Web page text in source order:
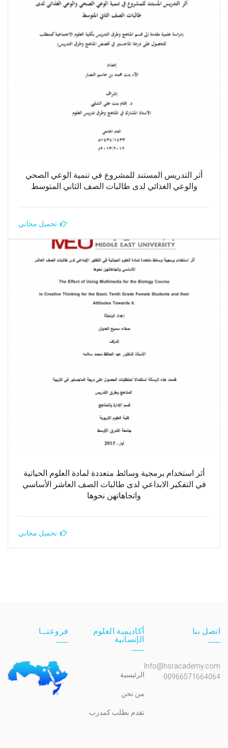
أثر التدريس المستند للمشروع في تنمية الوعي الصحي
والوعي الغذائي لدى طالبات الصف الثاني المتوسط
تحميل مجاني
أثر استخدام برمجية وسائط متعددة لمادة العلوم الحياتية
في التفكير الابداعي لدى طالبات الصف العاشر الأساسي
واتجاهاتهن نحوها
تحميل مجاني
اتصل بنا
Info@hsracademy.com
00966571664064
أكاديمية العلوم
الإنسانية
الرئيسية
من نحن
تقدم بطلب كمدرب
فروعنــا